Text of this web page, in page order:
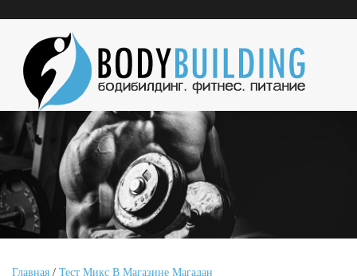
Главная / Тест Микс В Магазине Магадан